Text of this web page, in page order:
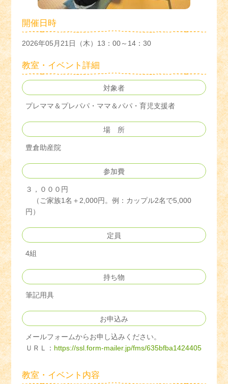
開催日時
2026年05月21日（木）13：00～14：30
教室・イベント詳細
対象者
プレママ＆プレパパ・ママ＆パパ・育児支援者
場 所
豊倉助産院
参加費
３，０００円
（ご家族1名＋2,000円。例：カップル2名で5,000
円）
定員
4組
持ち物
筆記用具
お申込み
メールフォームからお申し込みください。
ＵＲＬ： https://ssl.form-mailer.jp/fms/635bfba1424405
教室・イベント内容